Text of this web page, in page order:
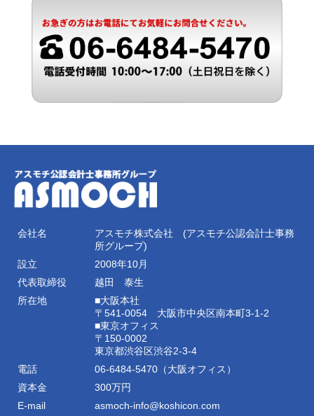
会社名
アスモチ株式会社 (アスモチ公認会計士事務
所グループ)
設立
2008年10月
代表取締役
越田 泰生
所在地
■大阪本社
〒541-0054 大阪市中央区南本町3-1-2
■東京オフィス
〒150-0002
東京都渋谷区渋谷2-3-4
電話
06-6484-5470（大阪オフィス）
資本金
300万円
E-mail
asmoch-info@koshicon.com